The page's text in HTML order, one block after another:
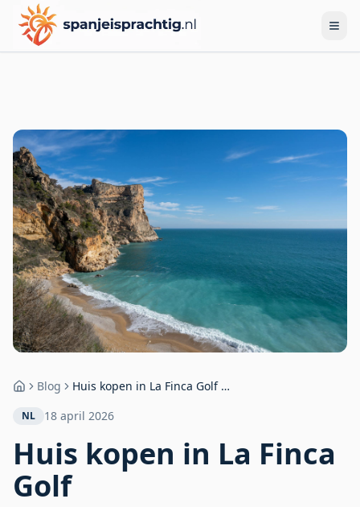
HomeBlog
Huis kopen in La Finca Golf –
Golf
NL 18 april 2026
Huis kopen in La Finca
Golf